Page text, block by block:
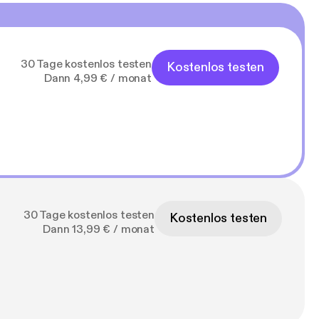
30 Tage kostenlos testen
Dann 4,99 € / monat
Kostenlos testen
30 Tage kostenlos testen
Dann 13,99 € / monat
Kostenlos testen